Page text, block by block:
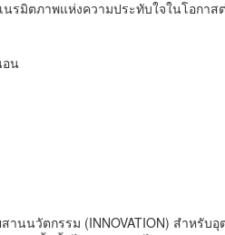
รมิตภาพแห่งความประทับใจในโอกา
น
านนวัตกรรม (INNOVATION) สำห